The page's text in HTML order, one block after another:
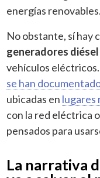
energías renovables.
No obstante, sí hay
generadores diésel
vehículos
se han
ubicadas en lugares
con la red eléctrica
pensados para
La narrativa